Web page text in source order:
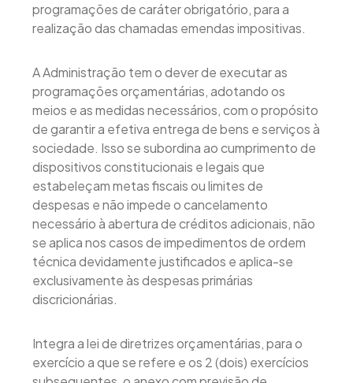
programações de caráter obrigatório, para a
realização das chamadas emendas impositivas.
A Administração tem o dever de executar as
programações orçamentárias, adotando os
meios e as medidas necessários, com o propósito
de garantir a efetiva entrega de bens e serviços à
sociedade. Isso se subordina ao cumprimento de
dispositivos constitucionais e legais que
estabeleçam metas fiscais ou limites de
despesas e não impede o cancelamento
necessário à abertura de créditos adicionais, não
se aplica nos casos de impedimentos de ordem
técnica devidamente justificados e aplica-se
exclusivamente às despesas primárias
discricionárias.
Integra a lei de diretrizes orçamentárias, para o
exercício a que se refere e os 2 (dois) exercícios